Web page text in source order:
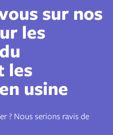
sur nos
les
les
usine
? Nous serions ravis de